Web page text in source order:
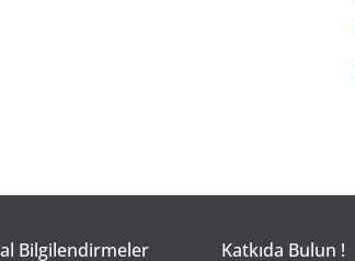
Bilgilendirmeler Katkıda Bulun !